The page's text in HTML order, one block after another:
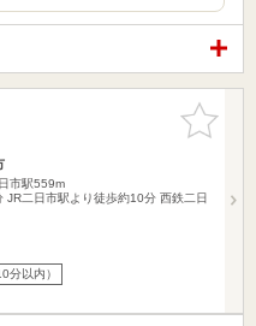
お気に入
りに追加
市駅559m
JR二日市駅より徒歩約10分 西鉄二日
分以内）